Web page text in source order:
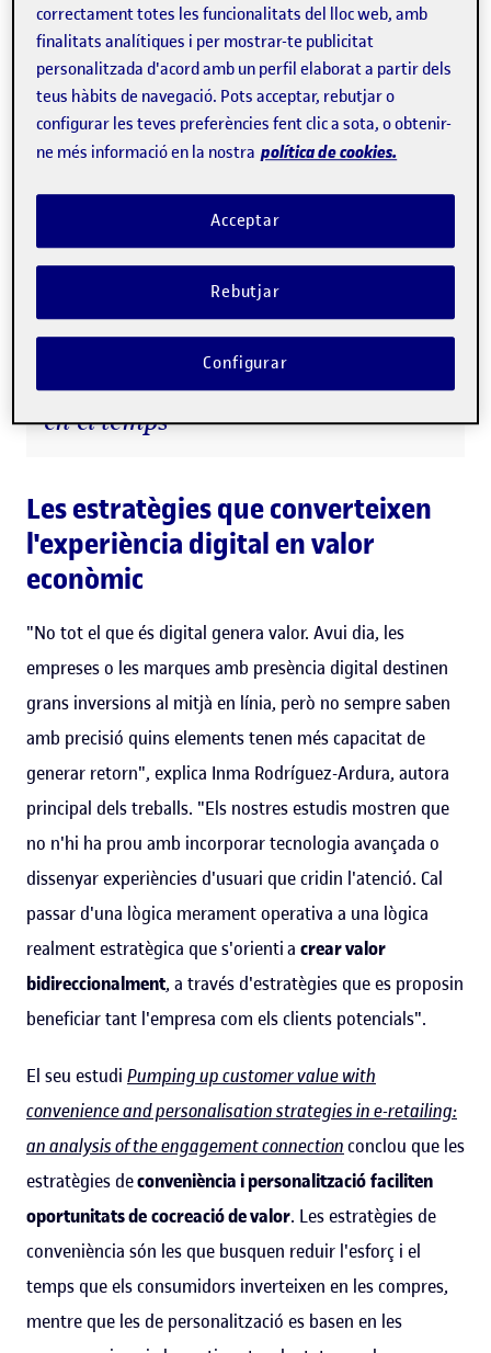
econòmic per a l'empresaquan activen l'engagement
a dir, el compromís o la implicació del consumidor amb la
marca en tots els seus vessants: el cognitiu, l'afectiu i el
conductual.
“L'engagement és un vincle
psicològic profund pel qual el
consumidor se sent connectat amb
la marca, hi para atenció, s'hi
interessa, hi vol col·laborar i hi
manté una implicació sostinguda
en el temps”
Les estratègies que converteixen
l'experiència digital en valor
econòmic
"No tot el que és digital genera valor. Avui dia, les
empreses o les marques amb presència digital destinen
grans inversions al mitjà en línia, però no sempre saben
amb precisió quins elements tenen més capacitat de
generar retorn", explica Inma Rodríguez-Ardura, autora
principal dels treballs. "Els nostres estudis mostren que
no n'hi ha prou amb incorporar tecnologia avançada o
dissenyar experiències d'usuari que cridin l'atenció. Cal
passar d'una lògica merament operativa a una lògica
realment estratègica que s'orientia crear valor
bidireccionalment, a través d'estratègies que es proposin
beneficiar tant l'empresa com els clients potencials".
El seu estudi Pumping up customer value with
convenience and personalisation strategies in e-retailing:
an analysis of the engagement connectionconclou que les
estratègies deconveniència i personalitzaciófaciliten
oportunitats decocreació de valor. Les estratègies de
conveniència són les que busquen reduir l'esforç i el
temps que els consumidors inverteixen en les compres,
mentre que les de personalització es basen en les
correctament totes les funcionalitats del lloc web, amb
finalitats analítiques i per mostrar-te publicitat
personalitzada d'acord amb un perfil elaborat a partir dels
teus hàbits de navegació. Pots acceptar, rebutjar o
configurar les teves preferències fent clic a sota, o obtenir-
ne més informació en la nostra política de cookies.
Rebutjar
Acceptar
Configurar